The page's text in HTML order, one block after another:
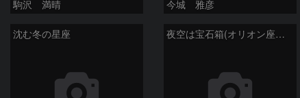
駒沢 満晴 今城 雅彦
沈む冬の星座 夜空は宝石箱(オリオン座大星雲 M42) Seestar50